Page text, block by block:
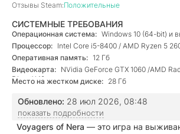
Отзывы Steam:Положительные
СИСТЕМНЫЕ ТРЕБОВАНИЯ
Операционная система: Windows 10 (64-bit) и
Процессор: Intel Core i5-8400 / AMD Ryzen 5
Оперативная память: 12 Гб
Видеокарта: NVidia GeForce GTX 1060 /AMD
DirectX 12
Место на жестком диске: 28 Гб
Обновлено: 28 июл 2026, 08:48
показать подробности
Voyagers of Nera — это игра на